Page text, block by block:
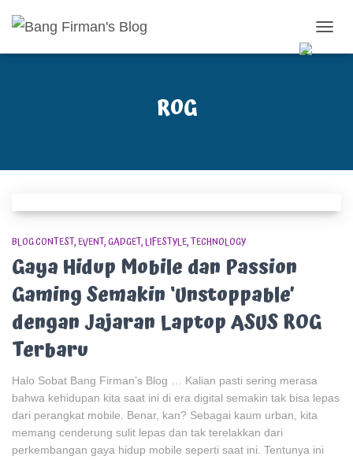
ROG
BLOG CONTEST EVENT GADGET LIFESTYLE TECHNOLOGY
Gaya Hidup Mobile dan Passion
Gaming Semakin ‘Unstoppable’
dengan Jajaran Laptop ASUS ROG
Terbaru
Halo Sobat Bang Firman’s Blog … Kalian pasti sering merasa
bahwa kehidupan kita saat ini di era digital semakin tak bisa lepas
dari perangkat mobile. Benar, kan? Sebagai kaum urban, kita
memang cenderung sulit lepas dan tak terelakkan dari
perkembangan gaya hidup mobile seperti saat ini. Tentunya ini